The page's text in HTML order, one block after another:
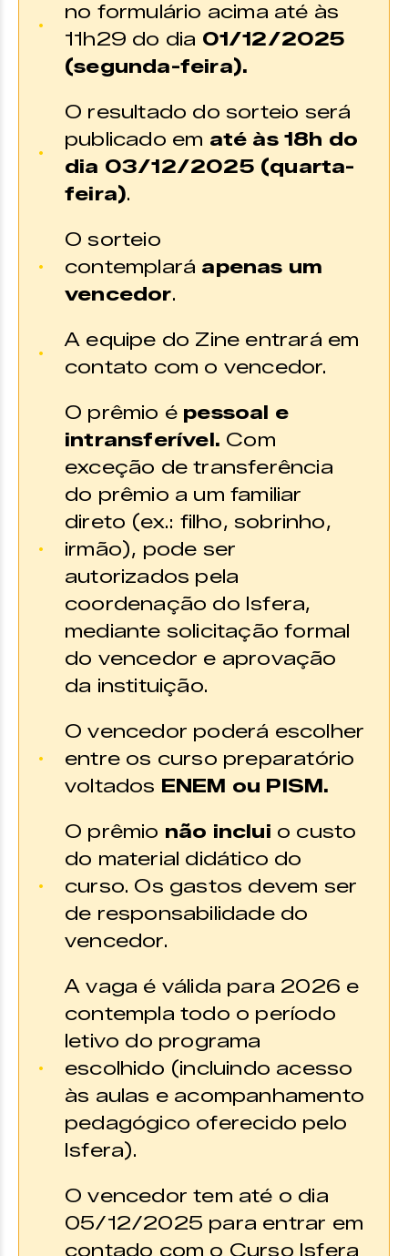
no formulário acima até às
11h29 do dia 01/12/2025
(segunda-feira).
O resultado do sorteio será
publicado em até às 18h do
dia 03/12/2025 (quarta-
feira).
O sorteio
contemplará apenas um
vencedor.
A equipe do Zine entrará em
contato com o vencedor.
O prêmio é pessoal e
intransferível. Com
exceção de transferência
do prêmio a um familiar
direto (ex.: filho, sobrinho,
irmão), pode ser
autorizados pela
coordenação do Isfera,
mediante solicitação formal
do vencedor e aprovação
da instituição.
O vencedor poderá escolher
entre os curso preparatório
voltados ENEM ou PISM.
O prêmio não inclui o custo
do material didático do
curso. Os gastos devem ser
de responsabilidade do
vencedor.
A vaga é válida para 2026 e
contempla todo o período
letivo do programa
escolhido (incluindo acesso
às aulas e acompanhamento
pedagógico oferecido pelo
Isfera).
O vencedor tem até o dia
05/12/2025 para entrar em
contado com o Curso Isfera